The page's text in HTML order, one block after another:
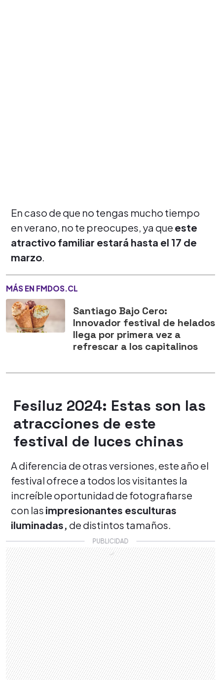
En caso de que no tengas mucho tiempo
en verano, no te preocupes, ya que este
atractivo familiar estará hasta el 17 de
marzo.
MÁS EN FMDOS.CL
Santiago Bajo Cero:
Innovador festival de helados
llega por primera vez a
refrescar a los capitalinos
Fesiluz 2024: Estas son las
atracciones de este
festival de luces chinas
A diferencia de otras versiones, este año el
festival ofrece a todos los visitantes la
increíble oportunidad de fotografiarse
con las impresionantes esculturas
iluminadas, de distintos tamaños.